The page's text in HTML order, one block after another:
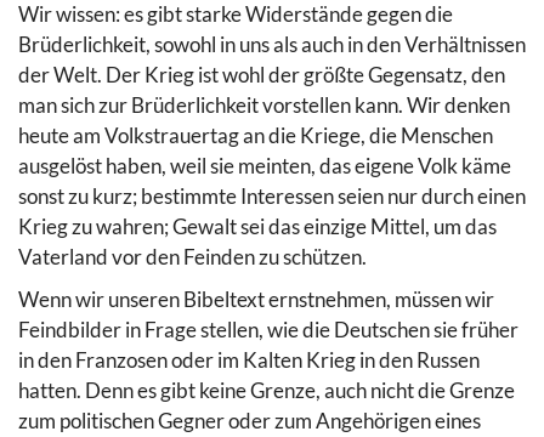
Wir wissen: es gibt starke Widerstände gegen die
Brüderlichkeit, sowohl in uns als auch in den Verhältnissen
der Welt. Der Krieg ist wohl der größte Gegensatz, den
man sich zur Brüderlichkeit vorstellen kann. Wir denken
heute am Volkstrauertag an die Kriege, die Menschen
ausgelöst haben, weil sie meinten, das eigene Volk käme
sonst zu kurz; bestimmte Interessen seien nur durch einen
Krieg zu wahren; Gewalt sei das einzige Mittel, um das
Vaterland vor den Feinden zu schützen.
Wenn wir unseren Bibeltext ernstnehmen, müssen wir
Feindbilder in Frage stellen, wie die Deutschen sie früher
in den Franzosen oder im Kalten Krieg in den Russen
hatten. Denn es gibt keine Grenze, auch nicht die Grenze
zum politischen Gegner oder zum Angehörigen eines